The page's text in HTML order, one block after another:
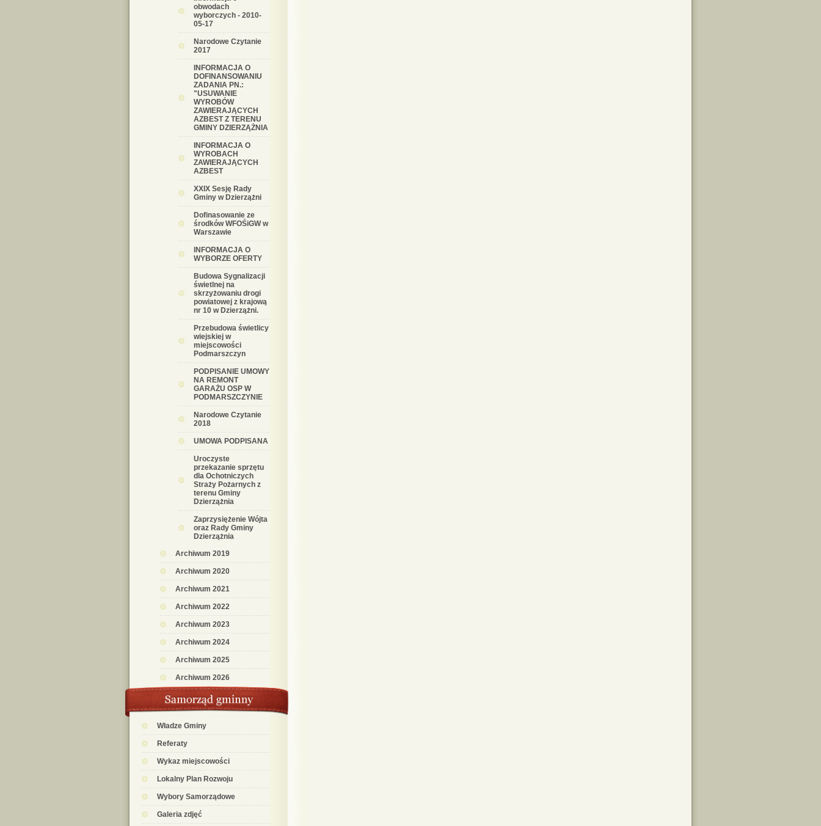
obwodach
wyborczych - 2010-
05-17
Narodowe Czytanie
2017
INFORMACJA O
DOFINANSOWANIU
ZADANIA PN.:
"USUWANIE
WYROBÓW
ZAWIERAJĄCYCH
AZBEST Z TERENU
GMINY DZIERZĄŻNIA
INFORMACJA O
WYROBACH
ZAWIERAJĄCYCH
AZBEST
XXIX Sesję Rady
Gminy w Dzierzążni
Dofinasowanie ze
środków WFOŚiGW w
Warszawie
INFORMACJA O
WYBORZE OFERTY
Budowa Sygnalizacji
świetlnej na
skrzyżowaniu drogi
powiatowej z krajową
nr 10 w Dzierzążni.
Przebudowa świetlicy
wiejskiej w
miejscowości
Podmarszczyn
PODPISANIE UMOWY
NA REMONT
GARAŻU OSP W
PODMARSZCZYNIE
Narodowe Czytanie
2018
UMOWA PODPISANA
Uroczyste
przekazanie sprzętu
dla Ochotniczych
Straży Pożarnych z
terenu Gminy
Dzierzążnia
Zaprzysiężenie Wójta
oraz Rady Gminy
Dzierzążnia
Archiwum 2019
Archiwum 2020
Archiwum 2021
Archiwum 2022
Archiwum 2023
Archiwum 2024
Archiwum 2025
Archiwum 2026
Władze Gminy
Referaty
Wykaz miejscowości
Lokalny Plan Rozwoju
Wybory Samorządowe
Galeria zdjęć